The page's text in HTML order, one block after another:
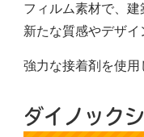
フィルム素材で、
新たな質感やデザイ
強力な接着剤を使用
ダイノック